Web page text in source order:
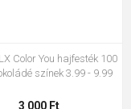
Color You hajfesték 100
színek 3.99 - 9.99
3 000 Ft